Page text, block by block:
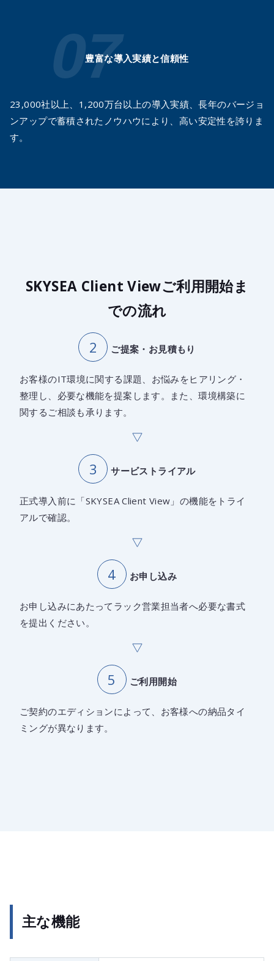
豊富な導入実績と信頼性
23,000社以上、1,200万台以上の導入実績、長年のバージョ
ンアップで蓄積されたノウハウにより、高い安定性を誇りま
す。
SKYSEA Client Viewご利用開始ま
での流れ
ご提案・お見積もり
お客様のIT環境に関する課題、お悩みをヒアリング・
整理し、必要な機能を提案します。また、環境構築に
関するご相談も承ります。
サービストライアル
正式導入前に「SKYSEA Client View」の機能をトライ
アルで確認。
お申し込み
お申し込みにあたってラック営業担当者へ必要な書式
を提出ください。
ご利用開始
ご契約のエディションによって、お客様への納品タイ
ミングが異なります。
主な機能